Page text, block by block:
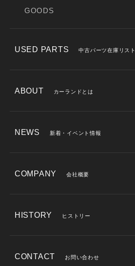
GOODS
USED PARTS 中古パーツ在庫リスト
ABOUT カーランドとは
NEWS 新着・イベント情報
COMPANY 会社概要
HISTORY ヒストリー
CONTACT お問い合わせ